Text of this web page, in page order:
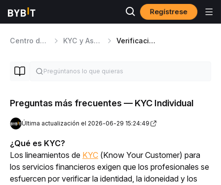
Regístrese
Centro de ayuda KYC y Asuntos de Seguridad Verificación de identidad
Preguntas más frecuentes — KYC Individual
Última actualización el 2026-06-29 15:24:49
¿Qué es KYC?
Los lineamientos de KYC (Know Your Customer) para
los servicios financieros exigen que los profesionales se
esfuercen por verificar la identidad, la idoneidad y los